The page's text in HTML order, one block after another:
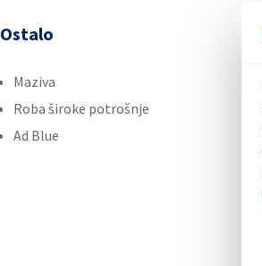
Ostalo
Maziva
Roba široke potrošnje
Ad Blue